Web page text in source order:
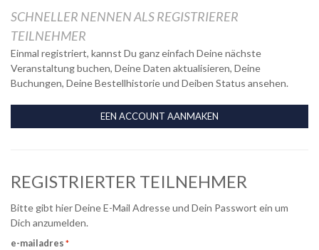
SCHNELLER NENNEN ALS REGISTRIERER
TEILNEHMER
Einmal registriert, kannst Du ganz einfach Deine nächste
Veranstaltung buchen, Deine Daten aktualisieren, Deine
Buchungen, Deine Bestellhistorie und Deiben Status ansehen.
EEN ACCOUNT AANMAKEN
REGISTRIERTER TEILNEHMER
Bitte gibt hier Deine E-Mail Adresse und Dein Passwort ein um
Dich anzumelden.
e-mailadres